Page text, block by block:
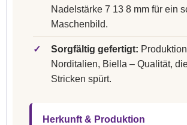
Nadelstärke 7 13 8 mm für ein
Maschenbild.
✓ Sorgfältig gefertigt:
Norditalien, Biella – Qualität,
Stricken spürt.
Herkunft & Produktion